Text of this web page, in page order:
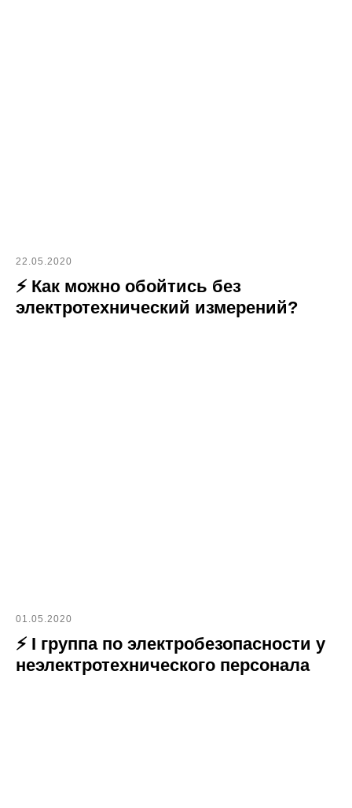
22.05.2020
⚡ Как можно обойтись без
электротехнический измерений?
01.05.2020
⚡ I группа по электробезопасности у
неэлектротехнического персонала